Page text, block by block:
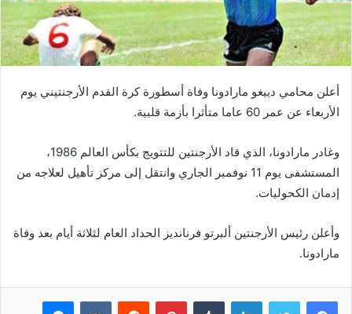
أعلن محامي دييغو مارادونا وفاة أسطورة كرة القدم الأرجنتيني يوم
الأربعاء عن عمر 60 عاما متأثرا بأزمة قلبية.
وغادر مارادونا، الذي قاد الأرجنتين للتتويج بكأس العالم 1986،
المستشفى يوم 11 نوفمبر الجاري وانتقل إلى مركز تأهيل لعلاجه من
إدمان الكحوليات.
وأعلن رئيس الأرجنتين ألبرتو فرنانديز الحداد العام لثلاثة أيام بعد وفاة
مارادونا.
فيسبوك تويتر لينكدإن بينتيريست ماسنجر